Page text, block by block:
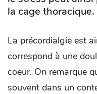
la cage thoracique.
La précordialgie est
correspond à une
coeur. On remarque
souvent dans un